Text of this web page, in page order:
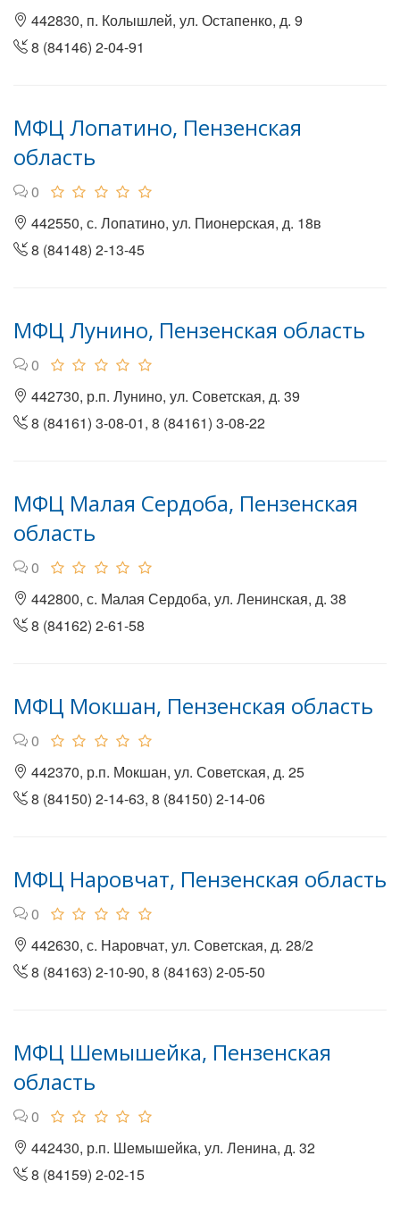
442830, п. Колышлей, ул. Остапенко, д. 9
8 (84146) 2-04-91
МФЦ Лопатино, Пензенская
область
0
442550, с. Лопатино, ул. Пионерская, д. 18в
8 (84148) 2-13-45
МФЦ Лунино, Пензенская область
0
442730, р.п. Лунино, ул. Советская, д. 39
8 (84161) 3-08-01, 8 (84161) 3-08-22
МФЦ Малая Сердоба, Пензенская
область
0
442800, с. Малая Сердоба, ул. Ленинская, д. 38
8 (84162) 2-61-58
МФЦ Мокшан, Пензенская область
0
442370, р.п. Мокшан, ул. Советская, д. 25
8 (84150) 2-14-63, 8 (84150) 2-14-06
МФЦ Наровчат, Пензенская область
0
442630, с. Наровчат, ул. Советская, д. 28/2
8 (84163) 2-10-90, 8 (84163) 2-05-50
МФЦ Шемышейка, Пензенская
область
0
442430, р.п. Шемышейка, ул. Ленина, д. 32
8 (84159) 2-02-15